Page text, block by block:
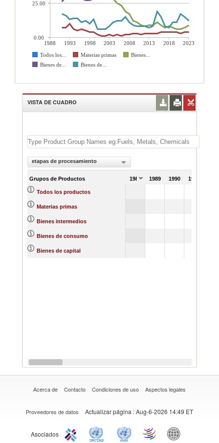
1988 1993 1998 2003 2008 2013 2018
2023
Todos los...
Materias primas
Bienes...
Bienes de...
Bienes de...
25.00
0.00
VISTA DE CUADRO
etapas de procesamiento
Grupos de Productos 1988 1989 1990 1991
Todos los productos
Materias primas
Bienes intermedios
Bienes de consumo
Bienes de capital
Acerca de Contacto Condiciones de uso Aspectos legales
Proveedores de datos Actualizar página : Aug-6-2026 14:49 ET
Asociados